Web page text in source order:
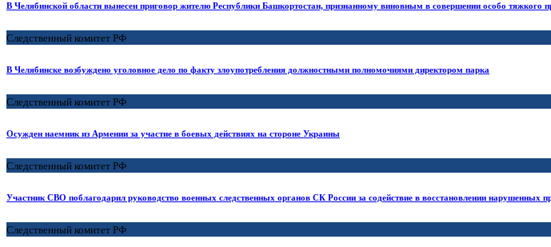
В Челябинской области вынесен приговор жителю Республики Башкортостан, признанному виновным в совершении особо тяжкого
Следственный комитет РФ
В Челябинске возбуждено уголовное дело по факту злоупотребления должностными полномочиями директором парка
Следственный комитет РФ
Осужден наемник из Армении за участие в боевых действиях на стороне Украины
Следственный комитет РФ
Участник СВО поблагодарил руководство военных следственных органов СК России за содействие в восстановлении нарушенных
Следственный комитет РФ